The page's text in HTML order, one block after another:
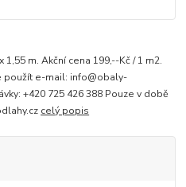
m. Akční cena 199,--Kč / 1 m2.
použít e-mail: info@obaly-
+420 725 426 388 Pouze v době
celý popis